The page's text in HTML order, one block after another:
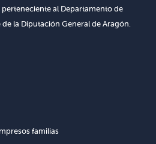
al Departamento de
la Diputación General de Aragón.
familias